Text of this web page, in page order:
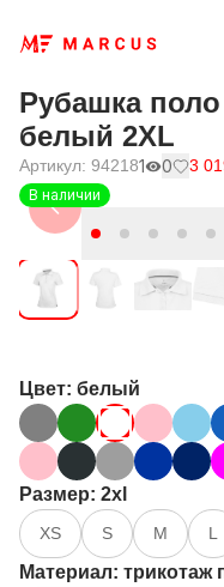
Рубашка
белый 2XL
Артикул: 942181 0 3
В наличии
Цвет: белый
Размер: 2xl
XS S M L
Материал: трикотаж